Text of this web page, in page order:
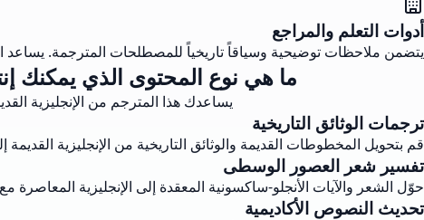
أدوات التعلم والمراجع
يتضمن ملاحظات توضيحية وسياقاً تاريخياً للمصطلحات المترجمة. يساعد
ما هي نوع المحتوى الذي يمكنك
يساعدك هذا المترجم من الإنجليزية
ترجمات الوثائق التاريخية
قم بتحويل المخطوطات القديمة والوثائق التاريخية من الإنجليزية
تفسير شعر العصور الوسطى
حوّل الشعر والآيات الأنجلو-ساكسونية المعقدة إلى الإنجليزية
تحديث النصوص الأكاديمية